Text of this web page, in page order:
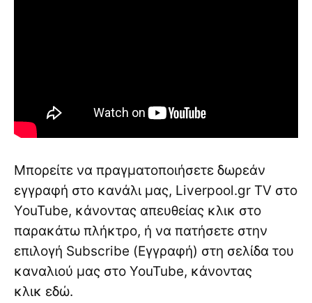
Μπορείτε να πραγματοποιήσετε δωρεάν
εγγραφή στο κανάλι μας, Liverpool.gr TV στο
YouTube, κάνοντας απευθείας κλικ στο
παρακάτω πλήκτρο, ή να πατήσετε στην
επιλογή Subscribe (Εγγραφή) στη σελίδα του
καναλιού μας στο YouTube, κάνοντας
κλικ εδώ.